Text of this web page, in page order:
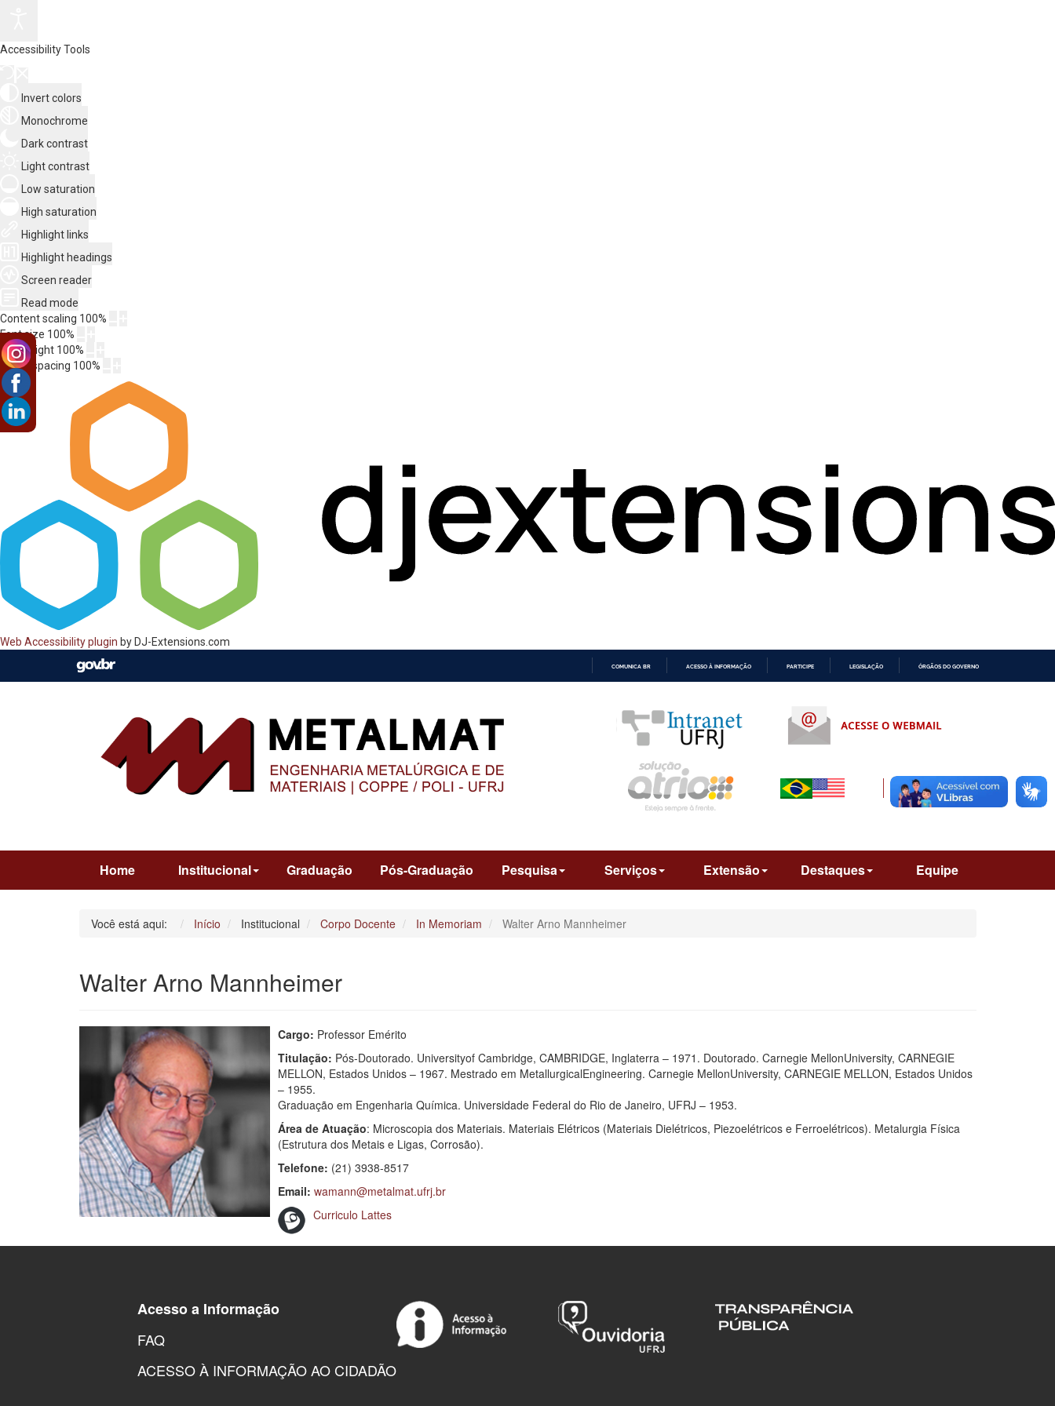
Accessibility Tools
Invert colors
Monochrome
Dark contrast
Light contrast
Low saturation
High saturation
Highlight links
Highlight headings
Screen reader
Read mode
Content scaling 100%
Font size 100%
Line height 100%
Letter spacing 100%
Web Accessibility plugin by DJ-Extensions.com
COMUNICA BR ACESSO À INFORMAÇÃO PARTICIPE LEGISLAÇÃO ÓRGÃOS DO GOVERNO
Home Institucional Graduação Pós-Graduação Pesquisa Serviços Extensão Destaques Equipe
Você está aqui: Início Institucional Corpo Docente In Memoriam Walter Arno Mannheimer
Walter Arno Mannheimer
Cargo: Professor Emérito
Titulação: Pós-Doutorado. Universityof Cambridge, CAMBRIDGE, Inglaterra – 1971. Doutorado. Carnegie MellonUniversity, CARNEGIE
MELLON, Estados Unidos – 1967. Mestrado em MetallurgicalEngineering. Carnegie MellonUniversity, CARNEGIE MELLON, Estados Unidos
– 1955.
Graduação em Engenharia Química. Universidade Federal do Rio de Janeiro, UFRJ – 1953.
Área de Atuação: Microscopia dos Materiais. Materiais Elétricos (Materiais Dielétricos, Piezoelétricos e Ferroelétricos). Metalurgia Física
(Estrutura dos Metais e Ligas, Corrosão).
Telefone: (21) 3938-8517
Email: wamann@metalmat.ufrj.br
Curriculo Lattes
Acesso a Informação
FAQ
ACESSO À INFORMAÇÃO AO CIDADÃO